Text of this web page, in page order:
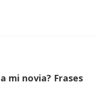
mi novia? Frases